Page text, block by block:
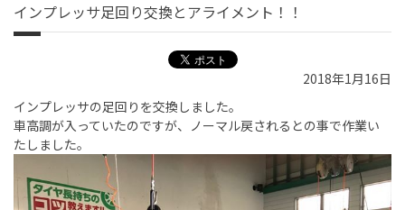
インプレッサ足回り交換とアライメント！！
2018年1月16日
インプレッサの足回りを交換しました。
車高調が入っていたのですが、ノーマル戻されるとの事で作業い
たしました。